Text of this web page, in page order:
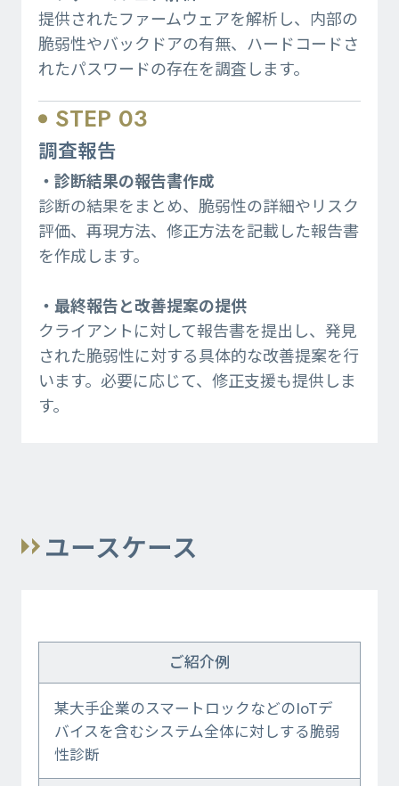
提供されたファームウェアを解析し、内部の
脆弱性やバックドアの有無、ハードコードさ
れたパスワードの存在を調査します。
STEP 03
調査報告
・診断結果の報告書作成
診断の結果をまとめ、脆弱性の詳細やリスク
評価、再現方法、修正方法を記載した報告書
を作成します。
・最終報告と改善提案の提供
クライアントに対して報告書を提出し、発見
された脆弱性に対する具体的な改善提案を行
います。必要に応じて、修正支援も提供しま
す。
ユースケース
ご紹介例
某大手企業のスマートロックなどのIoTデ
バイスを含むシステム全体に対しする脆弱
性診断